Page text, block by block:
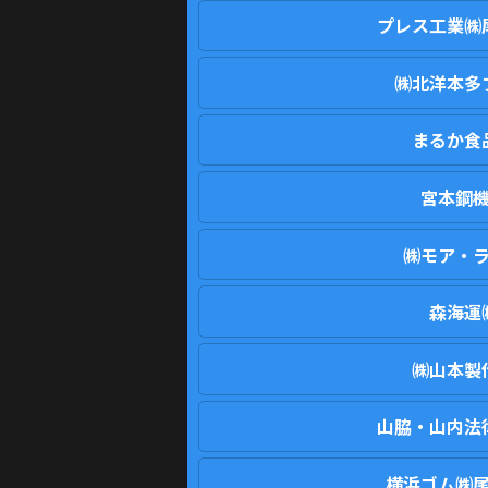
プレス工業㈱
㈱北洋本多
まるか食
宮本鋼
㈱モア・
森海運
㈱山本製
山脇・山内法